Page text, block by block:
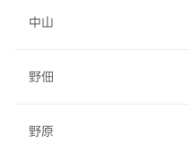
中山
野佃
野原